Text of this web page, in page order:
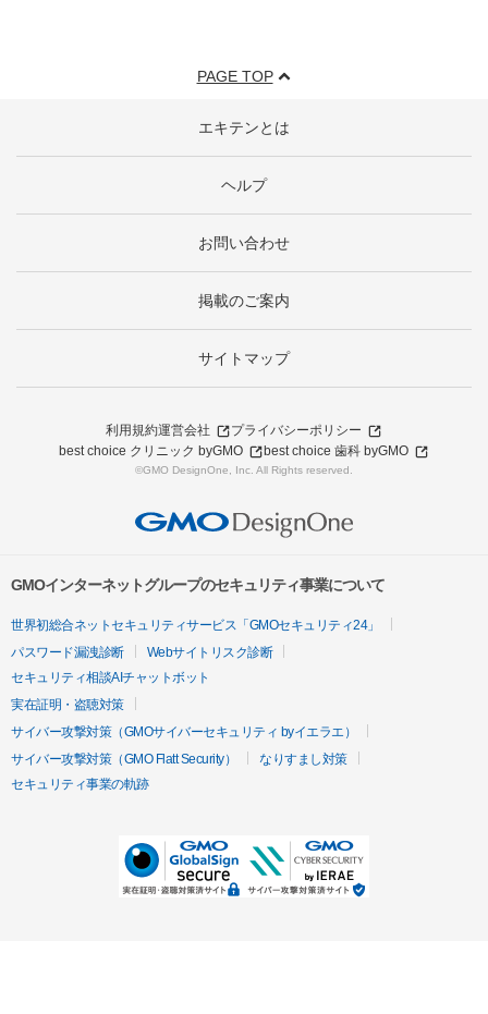
PAGE TOP
エキテンとは
ヘルプ
お問い合わせ
掲載のご案内
サイトマップ
利用規約運営会社
プライバシーポリシー
best choice クリニック byGMO
best choice 歯科 byGMO
©GMO DesignOne, Inc. All Rights reserved.
GMOインターネットグループのセキュリティ事業について
世界初総合ネットセキュリティサービス「GMOセキュリティ24」
パスワード漏洩診断
Webサイトリスク診断
セキュリティ相談AIチャットボット
実在証明・盗聴対策
サイバー攻撃対策（GMOサイバーセキュリティ byイエラエ）
サイバー攻撃対策（GMO Flatt Security）
なりすまし対策
セキュリティ事業の軌跡